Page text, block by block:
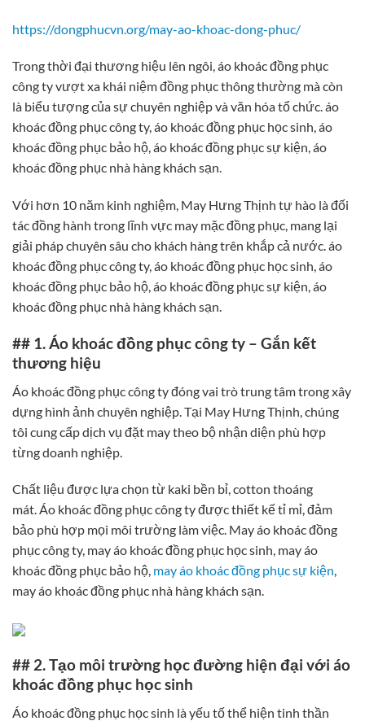
https://dongphucvn.org/may-ao-khoac-dong-phuc/
Trong thời đại thương hiệu lên ngôi, áo khoác đồng phục
công ty vượt xa khái niệm đồng phục thông thường mà còn
là biểu tượng của sự chuyên nghiệp và văn hóa tổ chức. áo
khoác đồng phục công ty, áo khoác đồng phục học sinh, áo
khoác đồng phục bảo hộ, áo khoác đồng phục sự kiện, áo
khoác đồng phục nhà hàng khách sạn.
Với hơn 10 năm kinh nghiệm, May Hưng Thịnh tự hào là đối
tác đồng hành trong lĩnh vực may mặc đồng phục, mang lại
giải pháp chuyên sâu cho khách hàng trên khắp cả nước. áo
khoác đồng phục công ty, áo khoác đồng phục học sinh, áo
khoác đồng phục bảo hộ, áo khoác đồng phục sự kiện, áo
khoác đồng phục nhà hàng khách sạn.
## 1. Áo khoác đồng phục công ty – Gắn kết
thương hiệu
Áo khoác đồng phục công ty đóng vai trò trung tâm trong xây
dựng hình ảnh chuyên nghiệp. Tại May Hưng Thịnh, chúng
tôi cung cấp dịch vụ đặt may theo bộ nhận diện phù hợp
từng doanh nghiệp.
Chất liệu được lựa chọn từ kaki bền bỉ, cotton thoáng
mát. Áo khoác đồng phục công ty được thiết kế tỉ mỉ, đảm
bảo phù hợp mọi môi trường làm việc. May áo khoác đồng
phục công ty, may áo khoác đồng phục học sinh, may áo
khoác đồng phục bảo hộ, may áo khoác đồng phục sự kiện,
may áo khoác đồng phục nhà hàng khách sạn.
## 2. Tạo môi trường học đường hiện đại với áo
khoác đồng phục học sinh
Áo khoác đồng phục học sinh là yếu tố thể hiện tinh thần